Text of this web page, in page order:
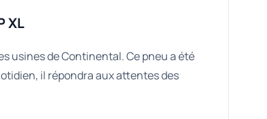
XL
usines de Continental. Ce pneu a été
il répondra aux attentes des